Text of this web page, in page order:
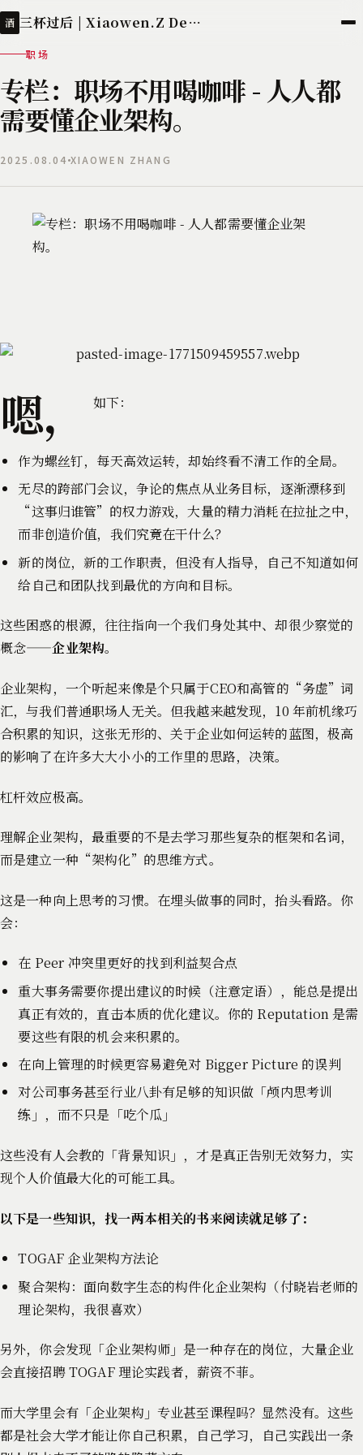
酒 三杯过后 | Xiaowen.Z Deployed
职场
专栏：职场不用喝咖啡 - 人人都
需要懂企业架构。
2025.08.04 XIAOWEN ZHANG
嗯， 如下：
作为螺丝钉，每天高效运转，却始终看不清工作的全局。
无尽的跨部门会议，争论的焦点从业务目标，逐渐漂移到
“这事归谁管”的权力游戏，大量的精力消耗在拉扯之中，
而非创造价值，我们究竟在干什么？
新的岗位，新的工作职责，但没有人指导，自己不知道如何
给自己和团队找到最优的方向和目标。
这些困惑的根源，往往指向一个我们身处其中、却很少察觉的
概念——企业架构。
企业架构，一个听起来像是个只属于CEO和高管的“务虚”词
汇，与我们普通职场人无关。但我越来越发现，10 年前机缘巧
合积累的知识，这张无形的、关于企业如何运转的蓝图，极高
的影响了在许多大大小小的工作里的思路，决策。
杠杆效应极高。
理解企业架构，最重要的不是去学习那些复杂的框架和名词，
而是建立一种“架构化”的思维方式。
这是一种向上思考的习惯。在埋头做事的同时，抬头看路。你
会：
在 Peer 冲突里更好的找到利益契合点
重大事务需要你提出建议的时候（注意定语），能总是提出
真正有效的，直击本质的优化建议。你的 Reputation 是需
要这些有限的机会来积累的。
在向上管理的时候更容易避免对 Bigger Picture 的误判
对公司事务甚至行业八卦有足够的知识做「颅内思考训
练」，而不只是「吃个瓜」
这些没有人会教的「背景知识」，才是真正告别无效努力，实
现个人价值最大化的可能工具。
以下是一些知识，找一两本相关的书来阅读就足够了：
TOGAF 企业架构方法论
聚合架构：面向数字生态的构件化企业架构（付晓岩老师的
理论架构，我很喜欢）
另外，你会发现「企业架构师」是一种存在的岗位，大量企业
会直接招聘 TOGAF 理论实践者，薪资不菲。
而大学里会有「企业架构」专业甚至课程吗？显然没有。这些
都是社会大学才能让你自己积累，自己学习，自己实践出一条